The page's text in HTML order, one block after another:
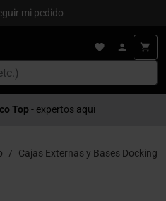
mi pedido
Top - expertos aquí
Cajas Externas y Bases Docking